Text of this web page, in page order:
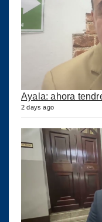
2 days ago